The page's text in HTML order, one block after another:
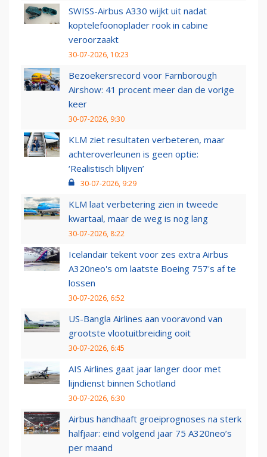
SWISS-Airbus A330 wijkt uit nadat
koptelefoonoplader rook in cabine
veroorzaakt
30-07-2026, 10:23
Bezoekersrecord voor Farnborough
Airshow: 41 procent meer dan de vorige
keer
30-07-2026, 9:30
KLM ziet resultaten verbeteren, maar
achteroverleunen is geen optie:
‘Realistisch blijven’
30-07-2026, 9:29
KLM laat verbetering zien in tweede
kwartaal, maar de weg is nog lang
30-07-2026, 8:22
Icelandair tekent voor zes extra Airbus
A320neo's om laatste Boeing 757's af te
lossen
30-07-2026, 6:52
US-Bangla Airlines aan vooravond van
grootste vlootuitbreiding ooit
30-07-2026, 6:45
AIS Airlines gaat jaar langer door met
lijndienst binnen Schotland
30-07-2026, 6:30
Airbus handhaaft groeiprognoses na sterk
halfjaar: eind volgend jaar 75 A320neo’s
per maand